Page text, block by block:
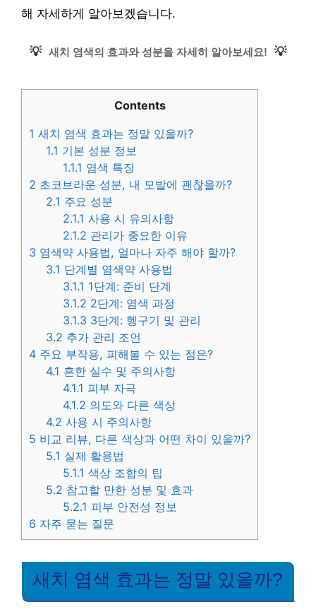
해 자세하게 알아보겠습니다.
💡 새치 염색의 효과와 성분을 자세히 알아보세요! 💡
Contents
1 새치 염색 효과는 정말 있을까?
1.1 기본 성분 정보
1.1.1 염색 특징
2 초코브라운 성분, 내 모발에 괜찮을까?
2.1 주요 성분
2.1.1 사용 시 유의사항
2.1.2 관리가 중요한 이유
3 염색약 사용법, 얼마나 자주 해야 할까?
3.1 단계별 염색약 사용법
3.1.1 1단계: 준비 단계
3.1.2 2단계: 염색 과정
3.1.3 3단계: 헹구기 및 관리
3.2 추가 관리 조언
4 주요 부작용, 피해볼 수 있는 점은?
4.1 흔한 실수 및 주의사항
4.1.1 피부 자극
4.1.2 의도와 다른 색상
4.2 사용 시 주의사항
5 비교 리뷰, 다른 색상과 어떤 차이 있을까?
5.1 실제 활용법
5.1.1 색상 조합의 팁
5.2 참고할 만한 성분 및 효과
5.2.1 피부 안전성 정보
6 자주 묻는 질문
새치 염색 효과는 정말 있을까?